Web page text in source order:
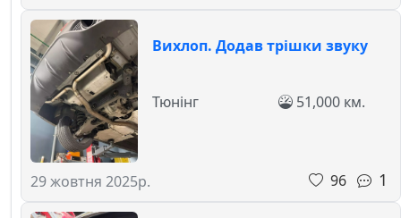
Вихлоп. Додав трішки звуку
29 жовтня 2025р.
Тюнінг 51,000 км.
96 1